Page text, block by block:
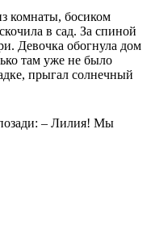
комнаты, босиком
в сад. За спиной
Девочка обогнула дом
там уже не было
прыгал солнечный
– Лилия! Мы